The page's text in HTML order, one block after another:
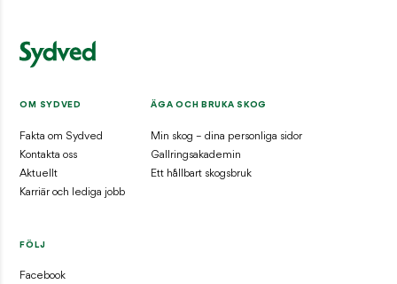
OM SYDVED
Fakta om Sydved
Kontakta oss
Aktuellt
Karriär och lediga jobb
ÄGA OCH BRUKA SKOG
Min skog – dina personliga sidor
Gallringsakademin
Ett hållbart skogsbruk
FÖLJ
Facebook